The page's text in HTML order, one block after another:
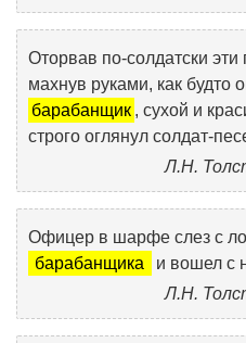
Оторвав по-солдатски
махнув руками, как будто
барабанщик , сухой и
строго оглянул солдат-
Л.Н.
Офицер в шарфе слез с
барабанщика
и вошел с
Л.Н.